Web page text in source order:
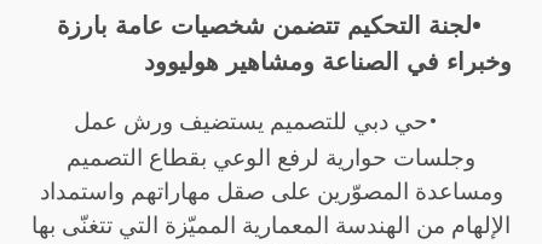
•لجنة التحكيم تتضمن شخصيات عامة بارزة
وخبراء في الصناعة ومشاهير هوليوود
•حي دبي للتصميم يستضيف ورش عمل
وجلسات حوارية لرفع الوعي بقطاع التصميم
ومساعدة المصوّرين على صقل مهاراتهم واستمداد
الإلهام من الهندسة المعمارية المميّزة التي تتغنّى بها